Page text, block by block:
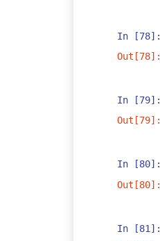
In [78]:
Out[78]:
In [79]:
Out[79]:
In [80]:
Out[80]:
In [81]: